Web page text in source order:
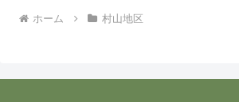
ホーム 村山地区